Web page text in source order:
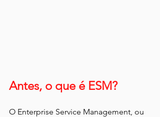
Antes, o que é ESM?
O Enterprise Service Management, ou